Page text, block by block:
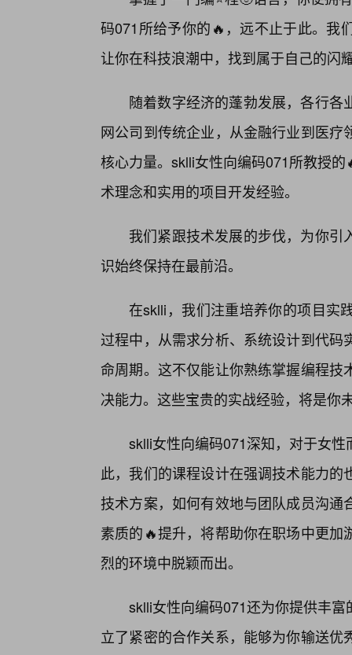
码071所给予你的🔥，远不止于此。我
让你在科技浪潮中，找到属于自己的闪
随着数字经济的蓬勃发展，各行
网公司到传统企业，从金融行业到医
核心力量。sklli女性向编码071所教授
术理念和实用的项目开发经验。
我们紧跟技术发展的步伐，为你
识始终保持在最前沿。
在sklli，我们注重培养你的项目实
过程中，从需求分析、系统设计到代
命周期。这不仅能让你熟练掌握编程
决能力。这些宝贵的实战经验，将是你
sklli女性向编码071深知，对于女
此，我们的课程设计在强调技术能力
技术方案，如何有效地与团队成员沟
素质的🔥提升，将帮助你在职场中更
烈的环境中脱颖而出。
sklli女性向编码071还为你提供丰
立了紧密的合作关系，能够为你输送